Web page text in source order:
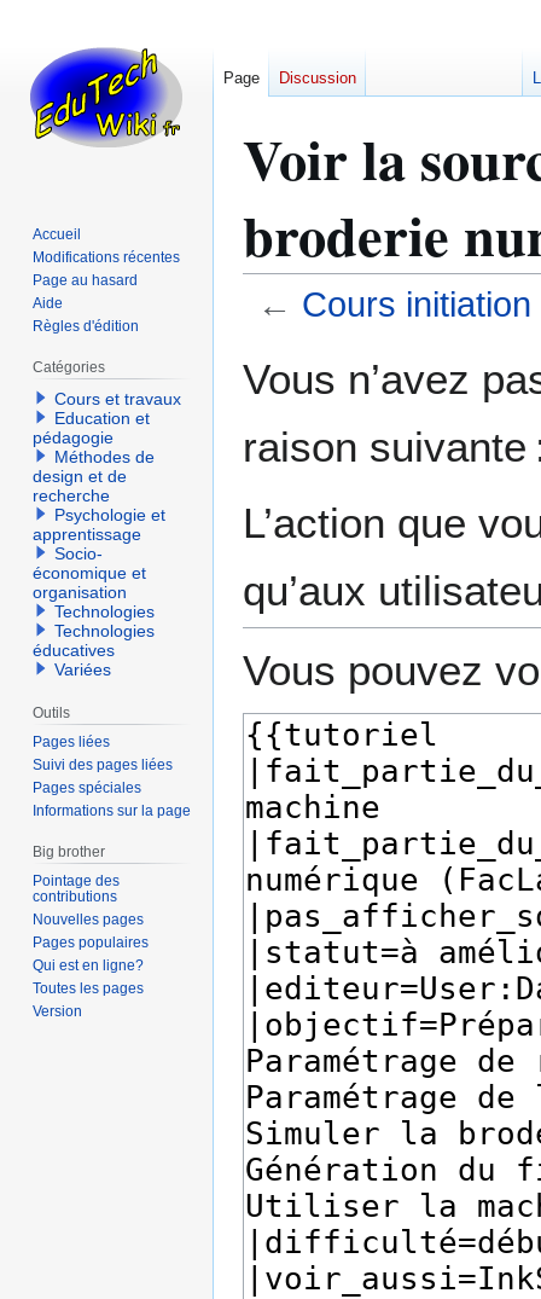
Voir la
broderie
← Cours
à
navigation
à
recherche
Vous n’avez
raison suivante
L’action que
qu’aux
Vous pouvez
Page Discussion
Accueil
Modifications récentes
Page au hasard
Aide
Règles d'édition
Catégories
Cours et travaux
Education et
pédagogie
Méthodes de
design et de
recherche
Psychologie et
apprentissage
Socio-
économique et
organisation
Technologies
Technologies
éducatives
Variées
Outils
Pages liées
Suivi des pages liées
Pages spéciales
Informations sur la page
Big brother
Pointage des
contributions
Nouvelles pages
Pages populaires
Qui est en ligne?
Toutes les pages
Version